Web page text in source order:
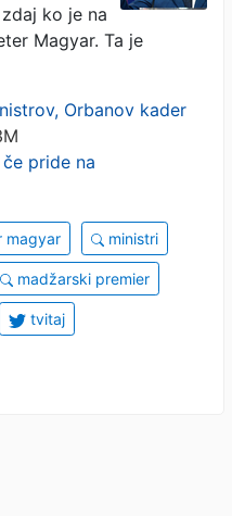
ko je na
Magyar. Ta je
Orbanov kader
pride na
magyar ministri
madžarski premier
tvitaj